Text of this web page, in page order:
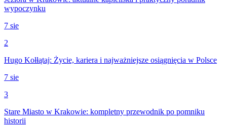
wypoczynku
7 sie
2
Hugo Kołłątaj: Życie, kariera i najważniejsze osiągnięcia w Polsce
7 sie
3
Stare Miasto w Krakowie: kompletny przewodnik po pomniku
historii